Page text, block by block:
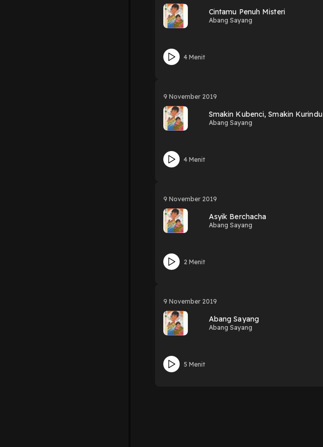
Cintamu Penuh Misteri
Abang Sayang
4 Menit
9 November 2019
Smakin Kubenci, Smakin Kurindu
Abang Sayang
4 Menit
9 November 2019
Asyik Berchacha
Abang Sayang
2 Menit
9 November 2019
Abang Sayang
Abang Sayang
5 Menit